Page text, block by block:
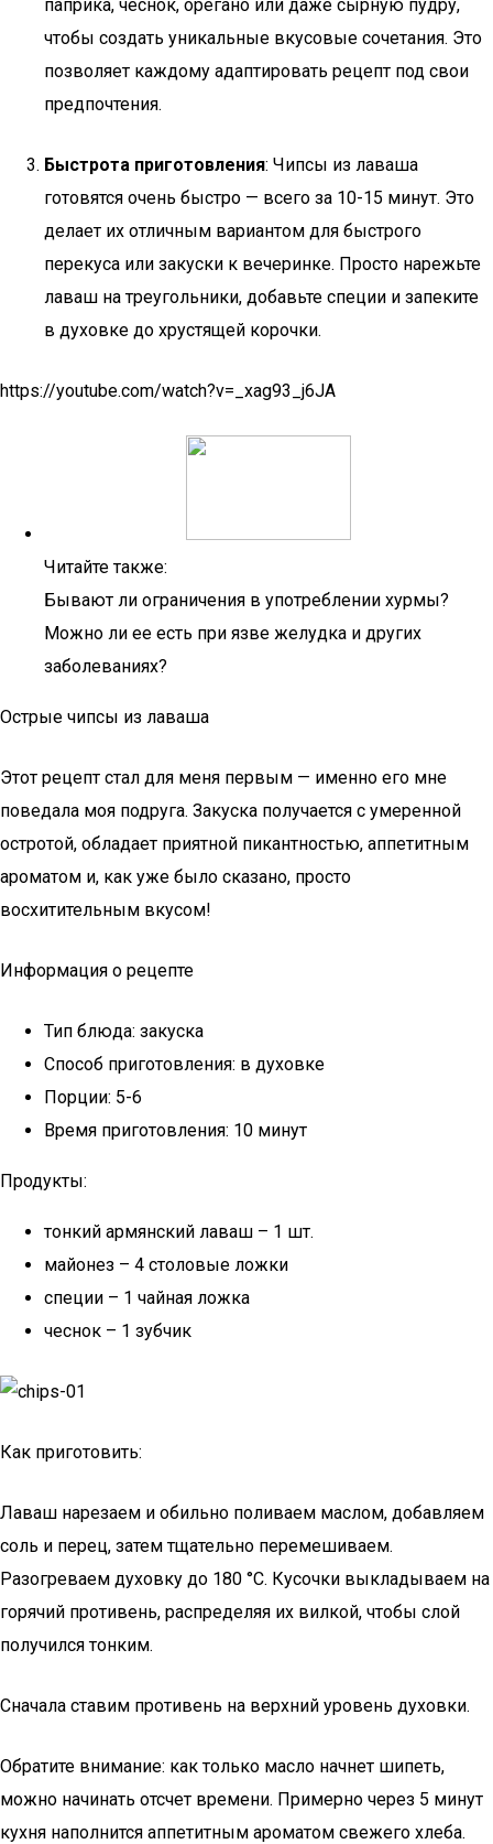
паприка, чеснок, орегано или даже сырную пудру,
чтобы создать уникальные вкусовые сочетания. Это
позволяет каждому адаптировать рецепт под свои
предпочтения.
Быстрота приготовления: Чипсы из лаваша
готовятся очень быстро — всего за 10-15 минут. Это
делает их отличным вариантом для быстрого
перекуса или закуски к вечеринке. Просто нарежьте
лаваш на треугольники, добавьте специи и запеките
в духовке до хрустящей корочки.
https://youtube.com/watch?v=_xag93_j6JA
Читайте также:
Бывают ли ограничения в употреблении хурмы?
Можно ли ее есть при язве желудка и других
заболеваниях?
Острые чипсы из лаваша
Этот рецепт стал для меня первым — именно его мне
поведала моя подруга. Закуска получается с умеренной
остротой, обладает приятной пикантностью, аппетитным
ароматом и, как уже было сказано, просто
восхитительным вкусом!
Информация о рецепте
Тип блюда: закуска
Способ приготовления: в духовке
Порции: 5-6
Время приготовления: 10 минут
Продукты:
тонкий армянский лаваш – 1 шт.
майонез – 4 столовые ложки
специи – 1 чайная ложка
чеснок – 1 зубчик
Как приготовить:
Лаваш нарезаем и обильно поливаем маслом, добавляем
соль и перец, затем тщательно перемешиваем.
Разогреваем духовку до 180 °С. Кусочки выкладываем на
горячий противень, распределяя их вилкой, чтобы слой
получился тонким.
Сначала ставим противень на верхний уровень духовки.
Обратите внимание: как только масло начнет шипеть,
можно начинать отсчет времени. Примерно через 5 минут
кухня наполнится аппетитным ароматом свежего хлеба.